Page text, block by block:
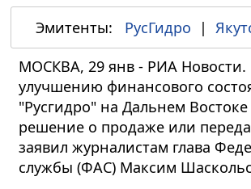
Эмитенты: РусГидро |
МОСКВА, 29 янв - РИА
улучшению финансового
"Русгидро" на Дальнем
решение о продаже или
заявил журналистам глава
службы (ФАС) Максим